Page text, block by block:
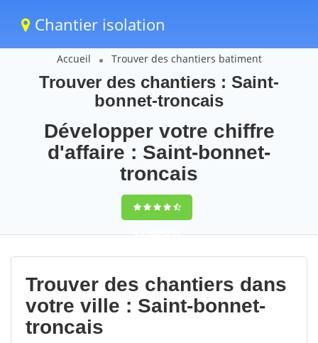
Chantier isolation
Accueil Trouver des chantiers batiment
Trouver des chantiers : Saint-
bonnet-troncais
Développer votre chiffre
d'affaire : Saint-bonnet-
troncais
9,5(100%)73
votes
Trouver des chantiers dans
votre ville : Saint-bonnet-
troncais